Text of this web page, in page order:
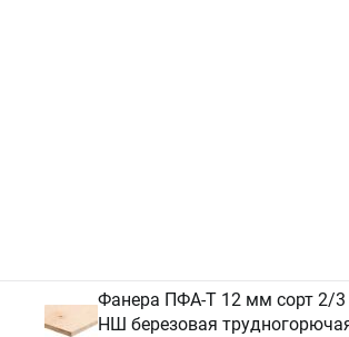
Фанера ПФА-Т 12 мм сорт 2/3
НШ березовая